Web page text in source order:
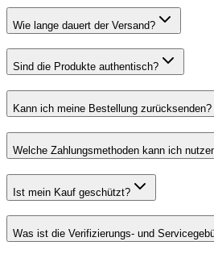
Wie lange dauert der Versand?
Sind die Produkte authentisch?
Kann ich meine Bestellung zurücksenden?
Welche Zahlungsmethoden kann ich
Ist mein Kauf geschützt?
Was ist die Verifizierungs- und